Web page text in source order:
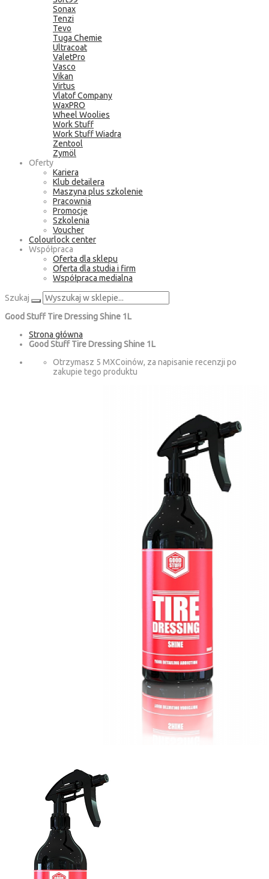
Sonax
Tenzi
Tevo
Tuga Chemie
Ultracoat
ValetPro
Vasco
Vikan
Virtus
Vlatof Company
WaxPRO
Wheel Woolies
Work Stuff
Work Stuff Wiadra
Zentool
Zymöl
Oferty
Kariera
Klub detailera
Maszyna plus szkolenie
Pracownia
Promocje
Szkolenia
Voucher
Colourlock center
Współpraca
Oferta dla sklepu
Oferta dla studia i firm
Współpraca medialna
Szukaj
Good Stuff Tire Dressing Shine 1L
Strona główna
Good Stuff Tire Dressing Shine 1L
Otrzymasz 5 MXCoinów, za napisanie recenzji po
zakupie tego produktu